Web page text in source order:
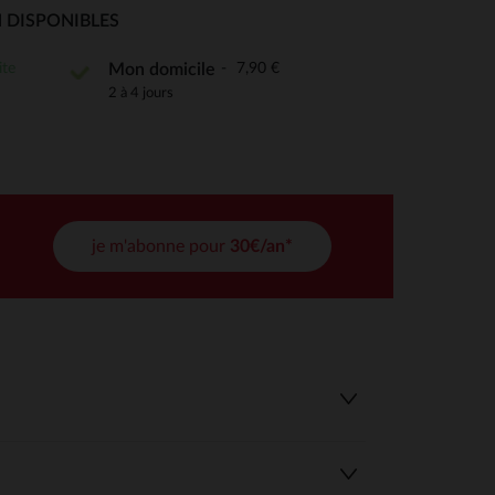
DISPONIBLES
Mon domicile 7,90 €
2 à 4 jours
je m'abonne pour 30€/an*